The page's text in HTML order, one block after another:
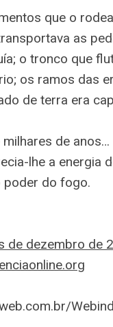
que o
as
o tronco que
os ramos das
de terra era
de
lhe a energia
poder do fogo.
de dezembro de